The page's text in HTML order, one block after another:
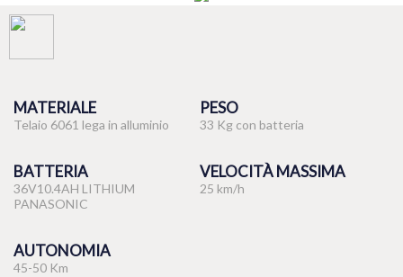
MATERIALE
Telaio 6061 lega in alluminio
PESO
33 Kg con batteria
BATTERIA
36V10.4AH LITHIUM
PANASONIC
VELOCITÀ MASSIMA
25 km/h
AUTONOMIA
45-50 Km